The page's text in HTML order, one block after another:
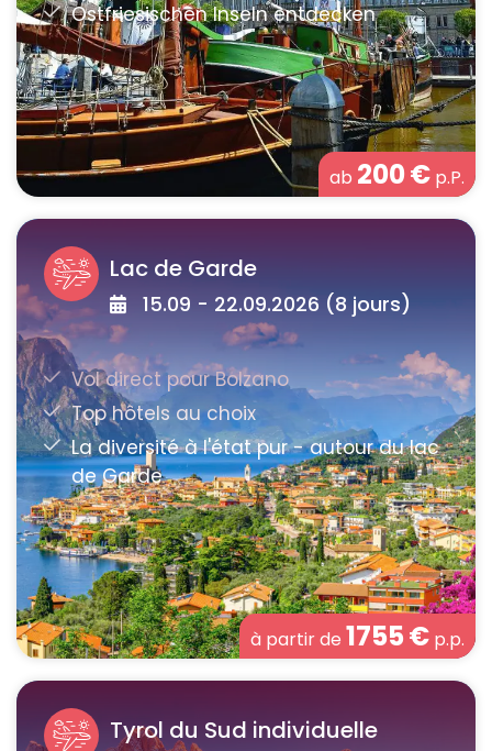
ab 200€ p.P.
Lac de Garde
15.09 - 22.09.2026 (8 jours)
à partir de 1755€ p.p.
Tyrol du Sud individuelle